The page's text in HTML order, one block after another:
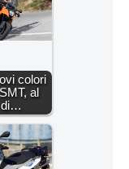
colori
al
di…